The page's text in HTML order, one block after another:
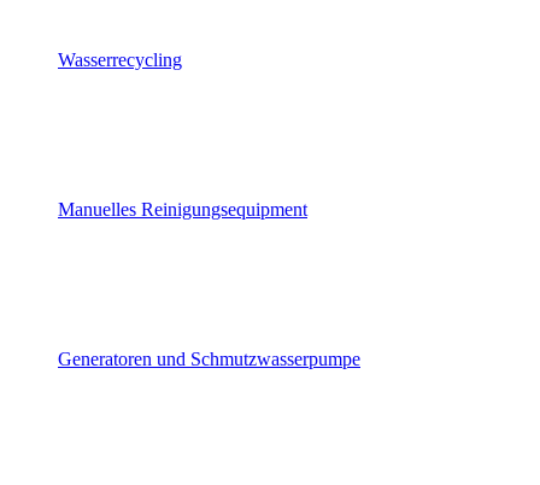
Wasserrecycling
Manuelles Reinigungsequipment
Generatoren und Schmutzwasserpumpe